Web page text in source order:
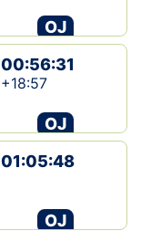
OJ
00:56:31
+18:57
OJ
01:05:48
OJ